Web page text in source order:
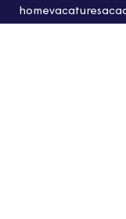
homevacatures